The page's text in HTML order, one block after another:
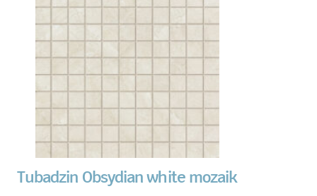
Tubadzin Obsydian white mozaik